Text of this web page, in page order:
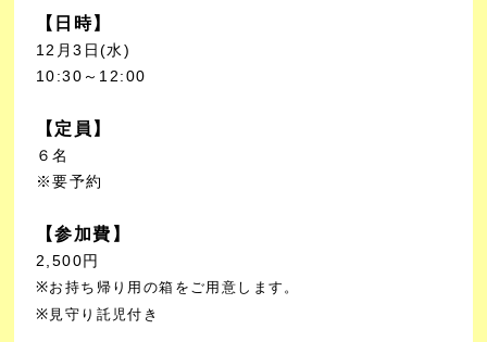
【日時】
12月3日(水)
10:30～12:00
【定員】
６名
※要予約
【参加費】
2,500円
※お持ち帰り用の箱をご用意します。
※見守り託児付き